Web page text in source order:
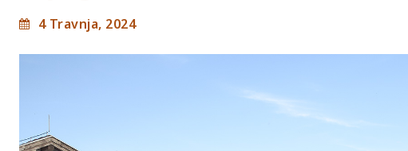
4 Travnja, 2024